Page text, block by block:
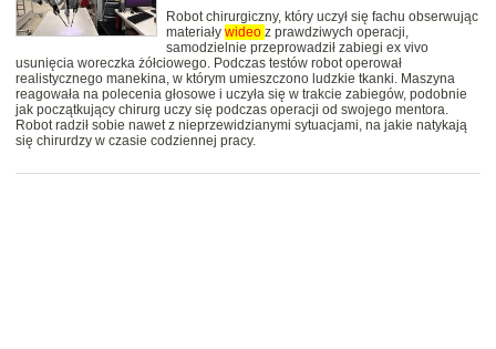
Robot chirurgiczny, który uczył się fachu obserwując
materiały wideo z prawdziwych operacji,
samodzielnie przeprowadził zabiegi ex vivo
usunięcia woreczka żółciowego. Podczas testów robot operował
realistycznego manekina, w którym umieszczono ludzkie tkanki. Maszyna
reagowała na polecenia głosowe i uczyła się w trakcie zabiegów, podobnie
jak początkujący chirurg uczy się podczas operacji od swojego mentora.
Robot radził sobie nawet z nieprzewidzianymi sytuacjami, na jakie natykają
się chirurdzy w czasie codziennej pracy.